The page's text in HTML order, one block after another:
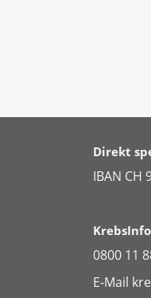
Direkt
IBAN CH
KrebsInfo
0800 11
E-Mail